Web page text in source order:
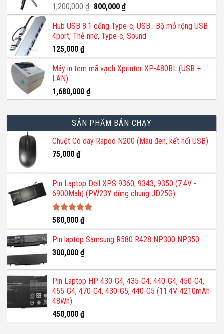
110,000 ₫.
1,200,000₫ Giá
gốc
là:
1,200,000 ₫.
800,000 ₫Giá
hiện
tại
là:
Hub USB 8.1 cổng Type-c, USB . Bộ mở rộng USB
4port, Thẻ nhớ, Type-c, Sound
125,000 ₫
Máy in tem mã vạch Xprinter XP-480BL (USB +
LAN)
1,680,000 ₫
SẢN PHẨM BÁN CHẠY
Chuột Có dây Rapoo N200 (Màu đen, kết nối USB)
75,000 ₫
Pin Laptop Dell XPS 9360, 9343, 9350 (7.4V -
6900Mah) (PW23Y dùng chung JD25G)
Được xếp
hạng5.00
5 sao
580,000 ₫
Pin laptop Samsung R580 R428 NP300 NP350
300,000 ₫
Pin Laptop HP 430-G4, 435-G4, 440-G4, 450-G4,
455-G4, 470-G4, 430-G5, 440-G5 (11.4V-4210mAh-
48Wh)
450,000 ₫